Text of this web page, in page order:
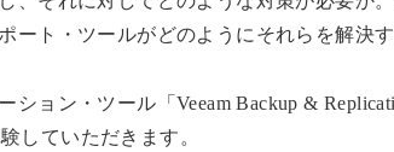
ート・ツールがどのようにそれらを解決
ション・ツール「Veeam Backup &
していただきます。